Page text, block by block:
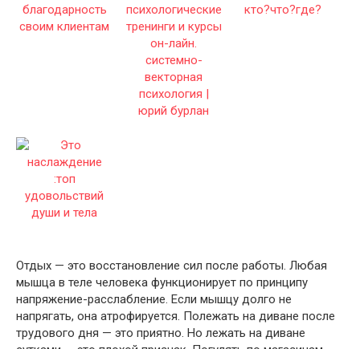
Отдых — это восстановление сил после работы. Любая
мышца в теле человека функционирует по принципу
напряжение-расслабление. Если мышцу долго не
напрягать, она атрофируется. Полежать на диване после
трудового дня — это приятно. Но лежать на диване